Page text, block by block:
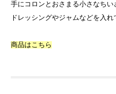
手にコロンとおさまる小さなちい
ドレッシングやジャムなどを入
商品はこちら